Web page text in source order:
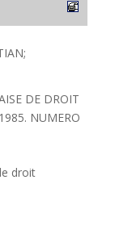
DE DROIT
NUMERO
droit